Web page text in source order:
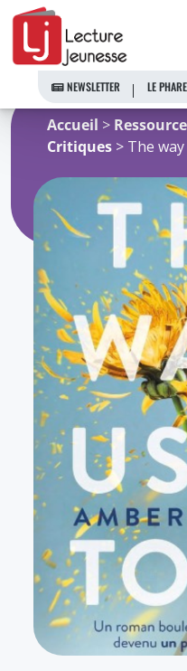
Aller
contenu
NEWSLETTER LE
Accueil >
Critiques > The